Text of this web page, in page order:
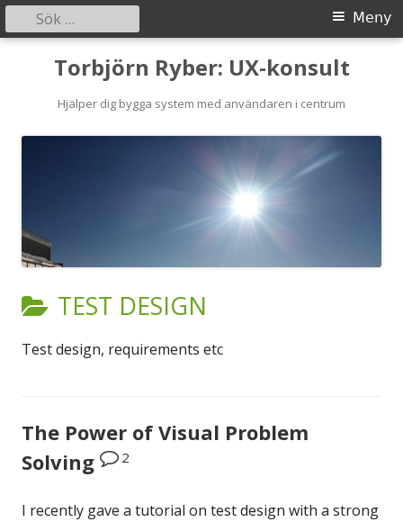
Torbjörn Ryber: UX-konsult
Hjälper dig bygga system med användaren i centrum
Primär
meny
Meny
Sök
efter:
KATEGORI:
TEST DESIGN
Test design, requirements etc
The Power of Visual Problem
Solving
2
I recently gave a tutorial on test design with a strong